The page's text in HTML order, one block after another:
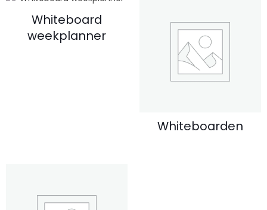
Whiteboard
weekplanner
Whiteboarden